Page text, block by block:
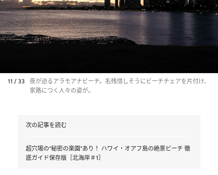
11 / 33
夜が迫るアラモアナビーチ。名残惜しそうにビーチチェアを片付け、
家路につく人々の姿が。
次の記事を読む
超穴場の“秘密の楽園”あり！ ハワイ・オアフ島の絶景ビーチ 徹
底ガイド保存版［北海岸＃1］